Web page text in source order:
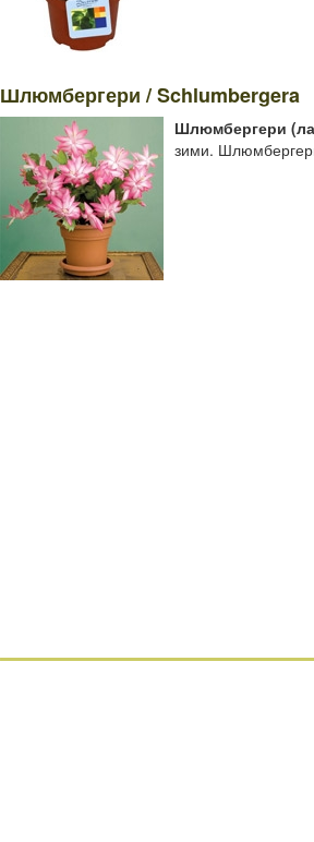
Шлюмбергери / Schlumbergera
Шлюмбергери
зими. Шлюмбергери